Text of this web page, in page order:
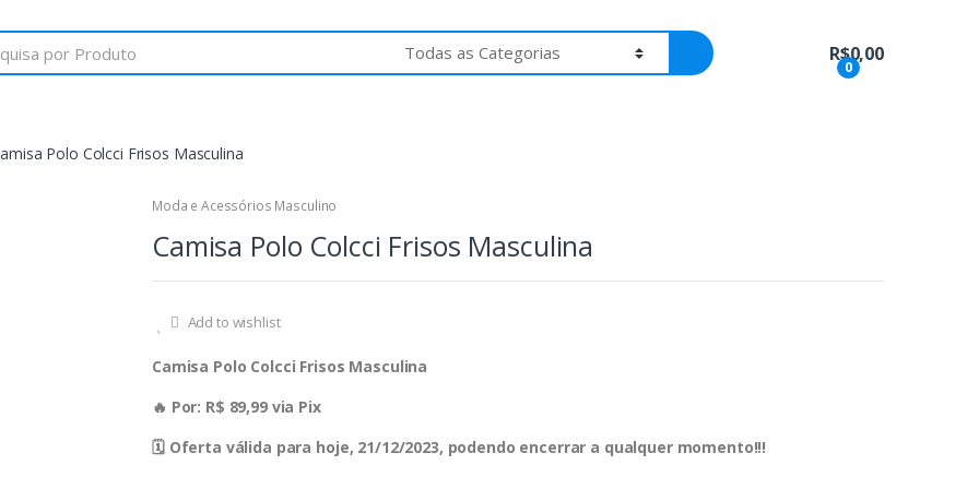
0
R$0,00
Polo Colcci Frisos Masculina
Moda e Acessórios Masculino
Camisa Polo Colcci Frisos Masculina
Add to wishlist
Camisa Polo Colcci Frisos Masculina
🔥 Por: R$ 89,99 via Pix
🗓 Oferta válida para hoje, 21/12/2023, podendo encerrar a qualquer momento!!!